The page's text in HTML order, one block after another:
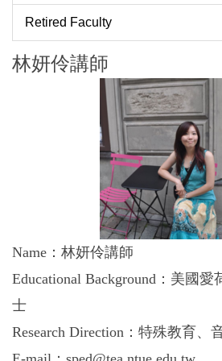
Retired Faculty
林妍伶講師
Name：林妍伶講師
Educational Background：美國
士
Research Direction：特殊教育、